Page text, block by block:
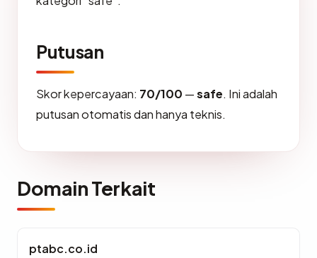
Putusan
Skor kepercayaan: 70/100 —safe. Ini adalah
putusan otomatis dan hanya teknis.
Domain Terkait
ptabc.co.id